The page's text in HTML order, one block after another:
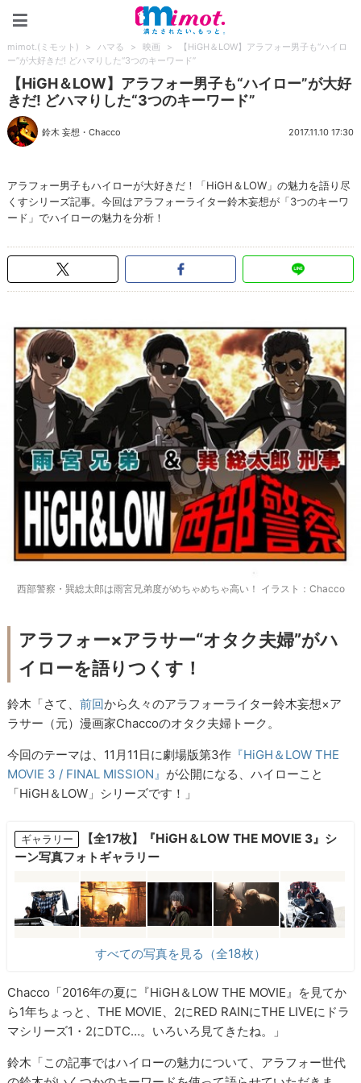
mimot.(ミモット) > ハマる > 映画 >
【HiGH＆LOW】アラフォー男子も“ハイロ
ー”が大好きだ! どハマりした“3つのキーワード”
【HiGH＆LOW】アラフォー男子も“ハイロー”が大好
きだ! どハマりした“3つのキーワード”
鈴木 妄想 ・Chacco 2017.11.10 17:30
アラフォー男子もハイローが大好きだ！「HiGH＆LOW」の魅力を語り尽
くすシリーズ記事。今回はアラフォーライター鈴木妄想が「3つのキーワ
ード」でハイローの魅力を分析！
西部警察・巽総太郎は雨宮兄弟度がめちゃめちゃ高い！ イラスト：Chacco
アラフォー×アラサー“オタク夫婦”がハ
イローを語りつくす！
鈴木「さて、前回から久々のアラフォーライター鈴木妄想×ア
ラサー（元）漫画家Chaccoのオタク夫婦トーク。
今回のテーマは、 11 月 11 日に劇場版第3作 『HiGH＆LOW THE
MOVIE 3 / FINAL MISSION』 が公開になる、ハイローこと
「HiGH＆LOW」シリーズです！」
ギャラリー
【全17枚】『HiGH＆LOW THE MOVIE 3』シ
ーン写真フォトギャラリー
すべての写真を見る（全18枚）
Chacco 「2016年の夏に『HiGH＆LOW THE MOVIE』を見てか
ら1年ちょっと、THE MOVIE、2にRED RAINにTHE LIVEにドラ
マシリーズ1・2にDTC…。いろいろ見てきたね。」
鈴木「この記事ではハイローの魅力について、アラフォー世代